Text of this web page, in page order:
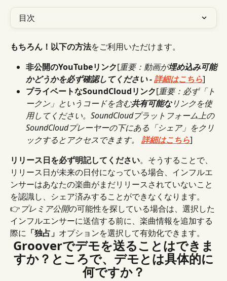
目次
もちろん！以下の方法をご利用いただけます。
非公開のYouTubeリンク[重要：動画が埋め込み可能
かどうかを必ず確認してください - 詳細はこちら]
プライベートなSoundCloudリンク[重要：必ず「ト
ークン」というコードを含む共有可能なリンクを使
用してください。SoundCloudプラットフォーム上の
SoundCloudプレーヤーの下にある「シェア」をクリ
ックするとアクセスできます。 詳細はこちら]
リリース日を必ず明記してください。そうすることで、
リリース日が未来の日付になっている場合、インフルエ
ンサーはあなたの楽曲がまだリリースされていないこと
を認識し、シェア済みすることができなくなります。
👉プレミア公開の可能性を探している場合は、選択した
インフルエンサーに送信する前に、楽曲情報を追加する
際に 「独占」 オプションを選択して有効化できます。
Grooverでデモを送ることはできま
すか？ところで、デモとは具体的に
何ですか？